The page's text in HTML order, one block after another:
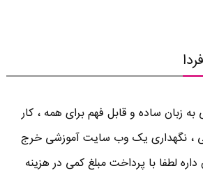
زبان ساده و قابل فهم برای همه ، کار
، نگهداری یک وب سایت آموزشی خرج
داره لطفا با پرداخت مبلغ کمی در هزینه